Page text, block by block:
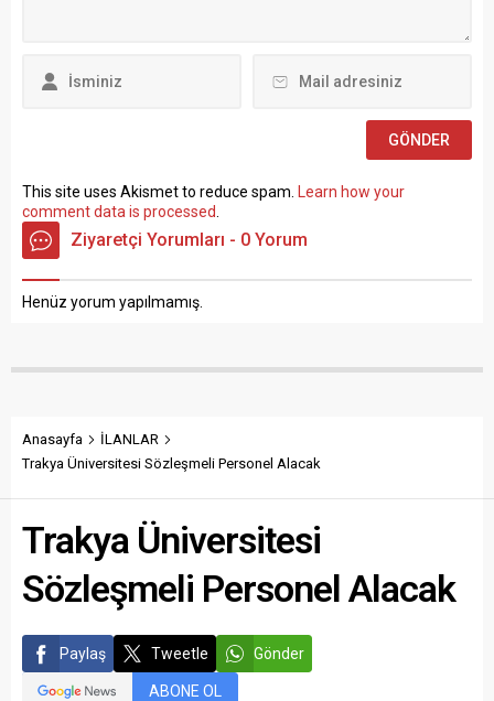
Sosyal Çalışmacı; sözlü
This site uses Akismet to reduce spam.
Learn how your
comment data is processed
Ziyaretçi Yorumları - 0 Yorum
Henüz yorum yapılmamış.
Anasayfa
İLANLAR
Trakya Üniversitesi Sözleşmeli Personel Alacak
Trakya Üniversitesi
Sözleşmeli Personel Alacak
Paylaş Tweetle Gönder
ABONE OL